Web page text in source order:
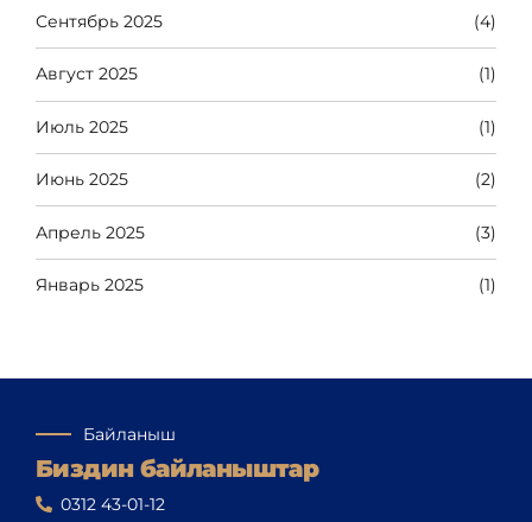
Сентябрь 2025 (4)
Август 2025 (1)
Июль 2025 (1)
Июнь 2025 (2)
Апрель 2025 (3)
Январь 2025 (1)
Байланыш
Биздин байланыштар
0312 43-01-12